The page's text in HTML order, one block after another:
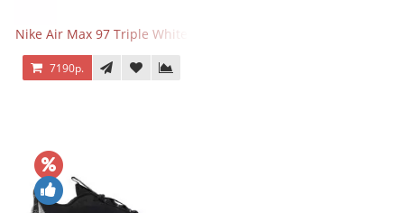
Nike Air Max 97 Triple White
7190р.